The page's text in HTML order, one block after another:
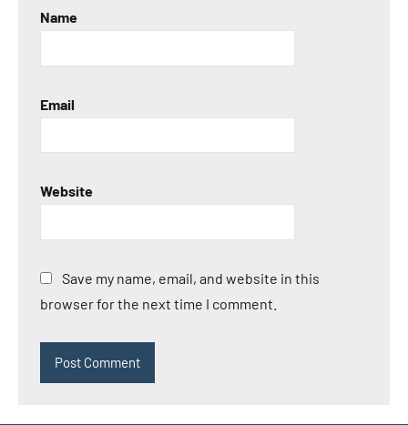
Name
Email
Website
Save my name, email, and website in this
browser for the next time I comment.